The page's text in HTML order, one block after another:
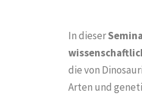
In dieser
die von
Arten und